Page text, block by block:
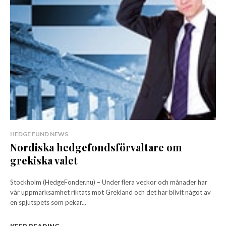
HEDGE FUND NEWS
Nordiska hedgefondsförvaltare om
grekiska valet
Stockholm (HedgeFonder.nu) – Under flera veckor och månader har
vår uppmärksamhet riktats mot Grekland och det har blivit något av
en spjutspets som pekar...